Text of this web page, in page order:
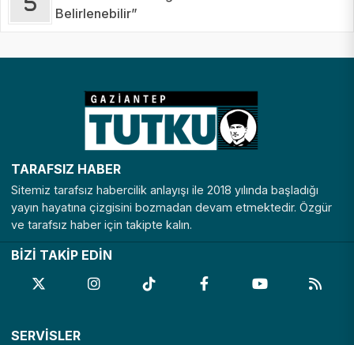
Belirlenebilir”
TARAFSIZ HABER
Sitemiz tarafsız habercilik anlayışı ile 2018 yılında başladığı
yayın hayatına çizgisini bozmadan devam etmektedir. Özgür
ve tarafsız haber için takipte kalın.
BİZİ TAKİP EDİN
SERVİSLER